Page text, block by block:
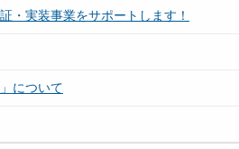
・実装事業をサポートします！
について